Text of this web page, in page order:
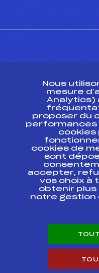
ESPACE PRESSE
Ressources
Pass’Neige
Projet sportif
Projet de
Antidopage
Pôle
Scientifique
Listes
Pôle vie de
Carrières
Nous
mesure
Analytics)
proposer du
performances
cookies de
sont
accepter,
vos choix à
obtenir plus
notre gestion